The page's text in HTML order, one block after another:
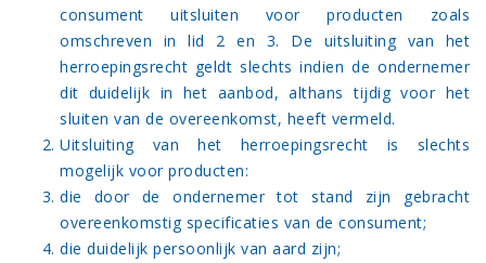
consument uitsluiten voor producten zoals
omschreven in lid 2 en 3. De uitsluiting van het
herroepingsrecht geldt slechts indien de ondernemer
dit duidelijk in het aanbod, althans tijdig voor het
sluiten van de overeenkomst, heeft vermeld.
Uitsluiting van het herroepingsrecht is slechts
mogelijk voor producten:
die door de ondernemer tot stand zijn gebracht
overeenkomstig specificaties van de consument;
die duidelijk persoonlijk van aard zijn;